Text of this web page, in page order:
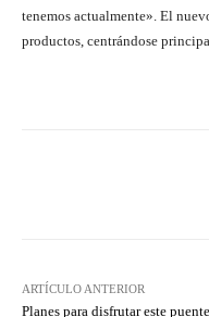
tenemos actualmente». El
productos, centrándose
ARTÍCULO ANTERIOR
Planes para disfrutar este